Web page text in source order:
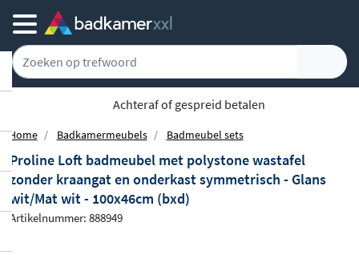
Achteraf of gespreid betalen
Home Badkamermeubels Badmeubel sets
Proline Loft badmeubel met polystone wastafel
zonder kraangat en onderkast symmetrisch - Glans
wit/Mat wit - 100x46cm (bxd)
Artikelnummer: 888949